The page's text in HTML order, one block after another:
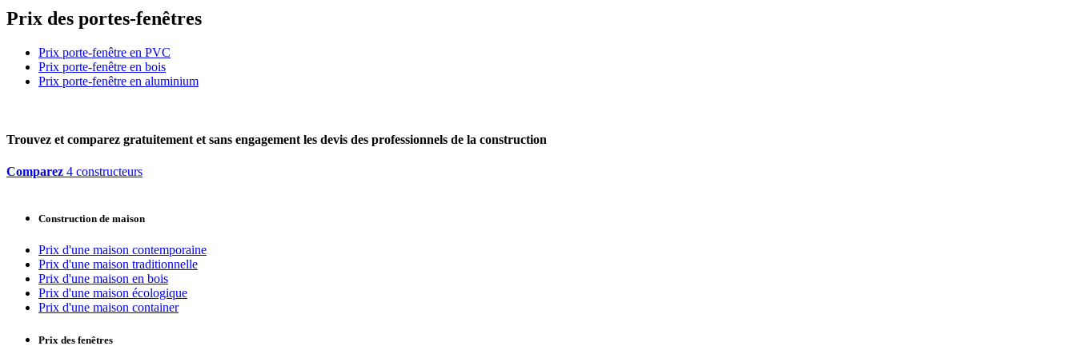
Prix des portes-fenêtres
Prix porte-fenêtre en PVC
Prix porte-fenêtre en bois
Prix porte-fenêtre en aluminium
Trouvez et comparez gratuitement et sans engagement les devis des professionnels de la construction
Comparez 4 constructeurs
Construction de maison
Prix d'une maison contemporaine
Prix d'une maison traditionnelle
Prix d'une maison en bois
Prix d'une maison écologique
Prix d'une maison container
Prix des fenêtres